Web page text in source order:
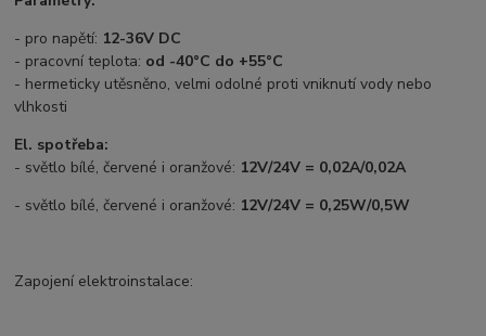
- pro napětí: 12-36V DC
- pracovní teplota: od -40°C do +55°C
- hermeticky utěsněno, velmi odolné proti vniknutí vody nebo
vlhkosti
El. spotřeba:
- světlo bílé, červené i oranžové: 12V/24V = 0,02A/0,02A
- světlo bílé, červené i oranžové: 12V/24V = 0,25W/0,5W
Zapojení elektroinstalace: